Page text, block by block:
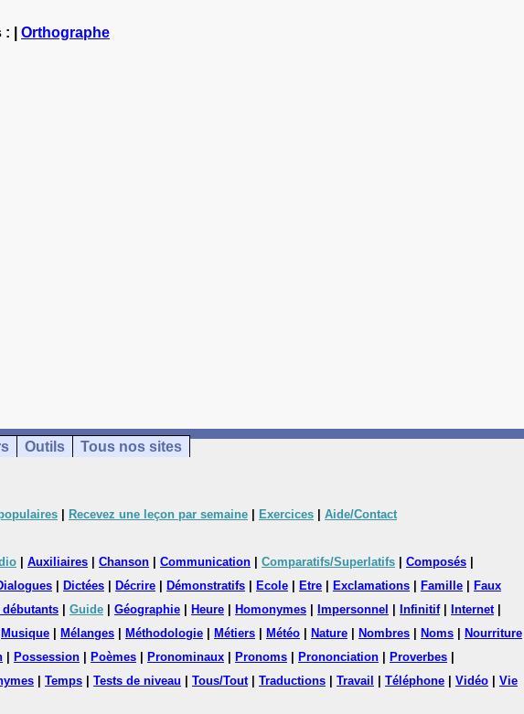
| Orthographe
Outils Tous nos sites
Recevez une leçon par semaine Exercices Aide/Contact
Auxiliaires Chanson Communication Comparatifs/Superlatifs Composés
Dictées Décrire Démonstratifs Ecole Etre Exclamations Famille
Faux
Guide Géographie Heure Homonymes Impersonnel Infinitif| Internet|
Musique Mélanges Méthodologie Métiers Météo Nature Nombres Noms
Nourriture
Possession Poèmes Pronominaux Pronoms Prononciation Proverbes
Temps Tests de niveau Tous/Tout| Traductions Travail Téléphone Vidéo
Vie